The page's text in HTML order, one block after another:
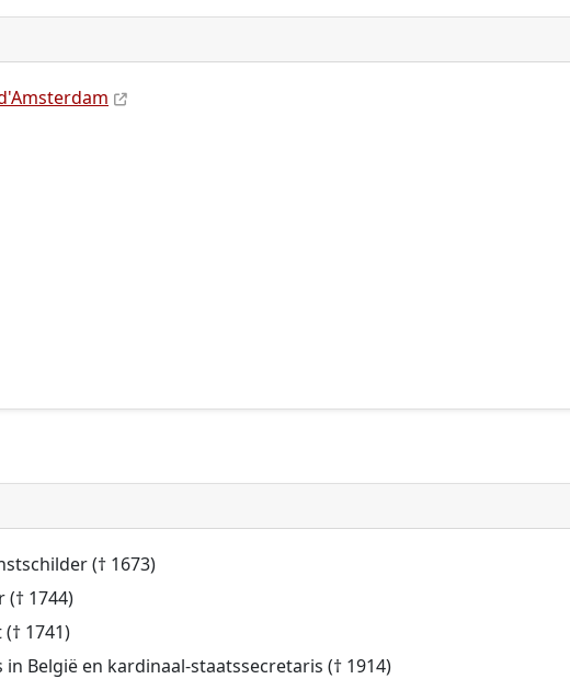
(† 1673)
(† 1744)
1741)
België en kardinaal-staatssecretaris († 1914)